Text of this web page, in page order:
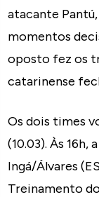
atacante
momentos
oposto fez os
catarinense
Os dois times
(10.03). Às
Ingá/Álvares
Treinamento